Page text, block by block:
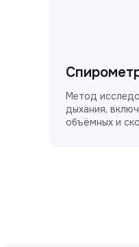
Метод
дыхания,
объёмных и